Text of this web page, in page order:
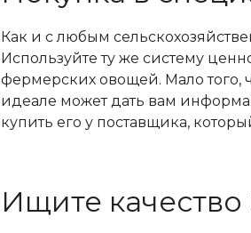
Как и с любым
Используйте ту же систему
фермерских овощей. Мало того,
идеале может дать вам
купить его у поставщика,
Ищите